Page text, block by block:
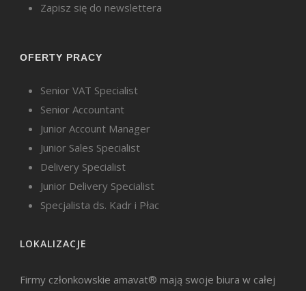
Zapisz się do newslettera
OFERTY PRACY
Senior VAT Specialist
Senior Accountant
Junior Account Manager
Junior Sales Specialist
Delivery Specialist
Junior Delivery Specialist
Specjalista ds. Kadr i Płac
LOKALIZACJE
Firmy członkowskie amavat® mają swoje biura w całej